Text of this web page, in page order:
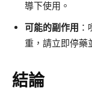
導下使用。
可能的副作用
重，請立即停藥
結論